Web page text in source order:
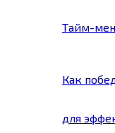
Тайм-
Как
для